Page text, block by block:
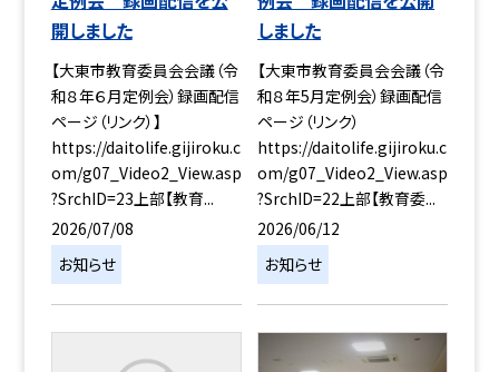
開しました
【大東市教育委員会会議（令
和８年６月定例会）録画配信
ページ（リンク）】
https://daitolife.gijiroku.c
om/g07_Video2_View.asp
?SrchID=23上部【教育...
2026/07/08
お知らせ
しました
【大東市教育委員会会議（令
和８年5月定例会）録画配信
ページ（リンク）
https://daitolife.gijiroku.c
om/g07_Video2_View.asp
?SrchID=22上部【教育委...
2026/06/12
お知らせ